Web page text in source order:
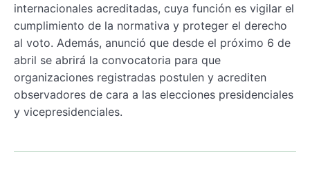
internacionales acreditadas, cuya función es vigilar el
cumplimiento de la normativa y proteger el derecho
al voto. Además, anunció que desde el próximo 6 de
abril se abrirá la convocatoria para que
organizaciones registradas postulen y acrediten
observadores de cara a las elecciones presidenciales
y vicepresidenciales.